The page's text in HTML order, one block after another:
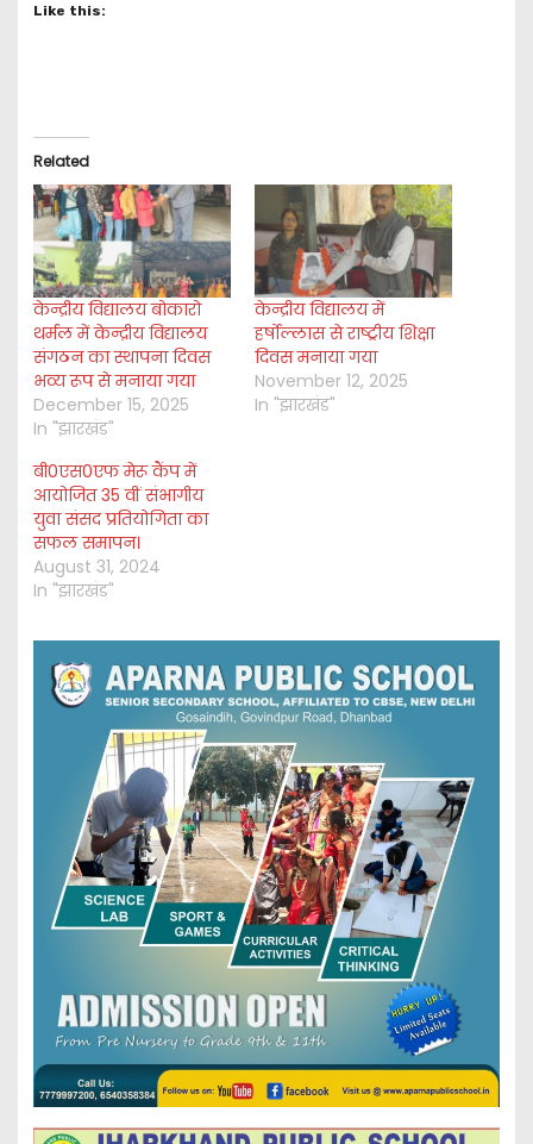
Like this:
Related
केन्द्रीय विद्यालय बोकारो
थर्मल में केन्द्रीय विद्यालय
संगठन का स्थापना दिवस
भव्य रूप से मनाया गया
December 15, 2025
In "झारखंड"
केन्द्रीय विद्यालय में
हर्षोल्लास से राष्ट्रीय शिक्षा
दिवस मनाया गया
November 12, 2025
In "झारखंड"
बी0एस0एफ मेरू कैंप में
आयोजित 35 वीं संभागीय
युवा संसद प्रतियोगिता का
सफल समापन।
August 31, 2024
In "झारखंड"